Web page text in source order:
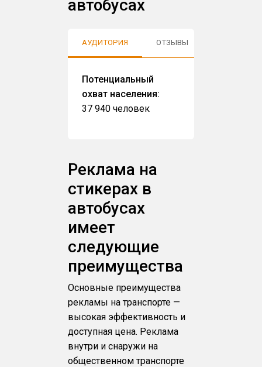
автобусах
АУДИТОРИЯ ОТЗЫВЫ
Потенциальный
охват населения:
37 940 человек
Реклама на
стикерах в
автобусах
имеет
следующие
преимущества
Основные преимущества
рекламы на транспорте —
высокая эффективность и
доступная цена. Реклама
внутри и снаружи на
общественном транспорте